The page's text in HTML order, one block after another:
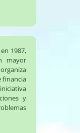
1987,
mayor
financia
y